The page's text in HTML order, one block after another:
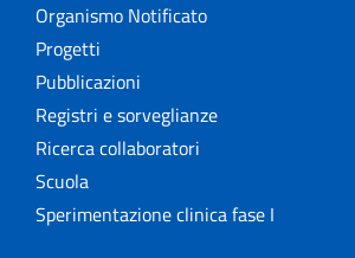
Organismo Notificato
Progetti
Pubblicazioni
Registri e sorveglianze
Ricerca collaboratori
Scuola
Sperimentazione clinica fase I